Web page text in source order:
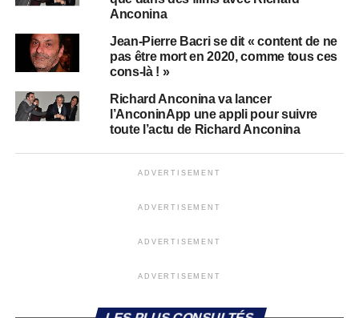
Anconina
Jean-Pierre Bacri se dit « content de ne
pas être mort en 2020, comme tous ces
cons-là ! »
Richard Anconina va lancer
l’AnconinApp une appli pour suivre
toute l’actu de Richard Anconina
ADVERTISEMENT
ADVERTISEMENT
ADVERTISEMENT
ADVERTISEMENT